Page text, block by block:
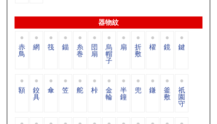
器物紋
赤
鳥
網 筏 錨 糸
巻
団
扇
烏
帽
子
扇 折
敷
櫂 鏡 鍵
額 鉸
具
傘 笠 舵 桛 金
輪
半
鐘
兜 鎌 釜
敷
祇
園
守